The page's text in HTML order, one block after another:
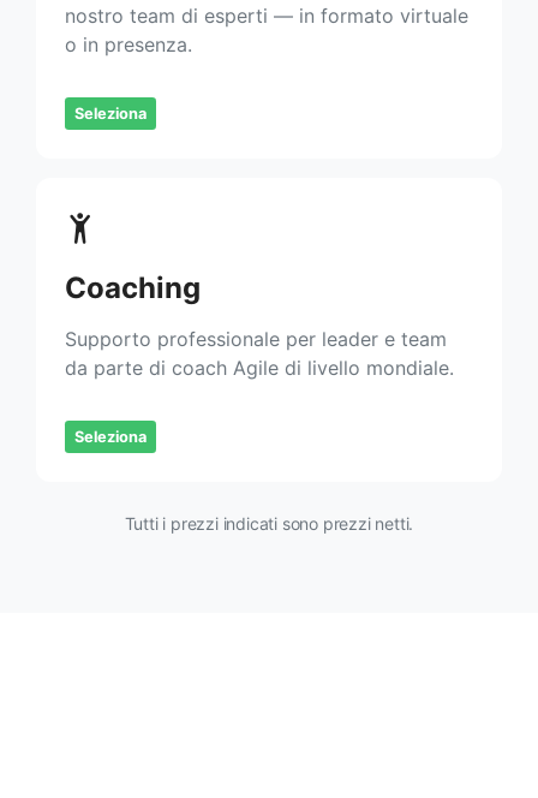
nostro team di esperti — in formato virtuale
o in presenza.
Seleziona
Coaching
Supporto professionale per leader e team
da parte di coach Agile di livello mondiale.
Seleziona
Tutti i prezzi indicati sono prezzi netti.